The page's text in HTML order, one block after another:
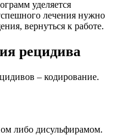
уделяется
лечения нужно
вернуться к работе.
рецидива
– кодирование.
либо дисульфирамом.